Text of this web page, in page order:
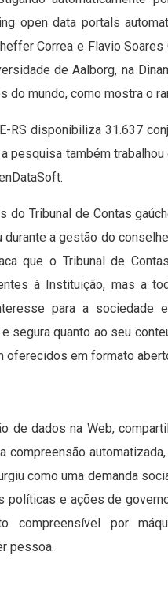
open data portals
Correa e Flavio Soares
de Aalborg, na
do mundo, como mostra o
RS disponibiliza 31.637
pesquisa também
do Tribunal de Contas
a gestão do
que o Tribunal de
à Instituição, mas a
para a sociedade
segura quanto ao seu
oferecidos em formato
de dados na Web,
como uma demanda
políticas e ações de
compreensível por
pessoa.